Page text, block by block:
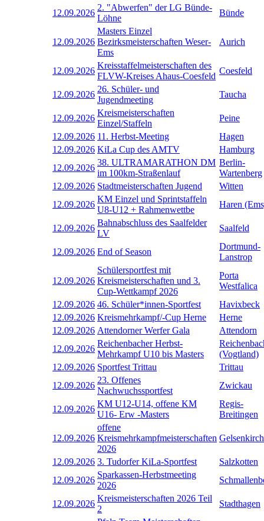
12.09.2026
2. "Abwerfen" der LG Bünde-
Löhne
Bünde
12.09.2026
Masters Einzel
Bezirksmeisterschaften Weser-
Ems
Aurich
12.09.2026
Kreisstaffelmeisterschaften des
FLVW-Kreises Ahaus-Coesfeld
Coesfeld
12.09.2026
26. Schüler- und
Jugendmeeting
Taucha
12.09.2026
Kreismeisterschaften
Einzel/Staffeln
Peine
12.09.2026 11. Herbst-Meeting
Hagen
12.09.2026 KiLa Cup des AMTV
Hamburg
12.09.2026
38. ULTRAMARATHON DM
im 100km-Straßenlauf
Berlin-
Wartenberg
12.09.2026 Stadtmeisterschaften Jugend
Witten
12.09.2026
KM Einzel und Sprintstaffeln
U8-U12 + Rahmenwettbe
Haren
12.09.2026
Bahnabschluss des Saalfelder
LV
Saalfeld
12.09.2026 End of Season
Dortmund-
Lanstrop
12.09.2026
Schülersportfest mit
Kreismeisterschaften und 3.
Cup-Wettkampf 2026
Porta
Westfalica
12.09.2026 46. Schüler*innen-Sportfest
Havixbeck
12.09.2026 Kreismehrkampf/-Cup Herne
Herne
12.09.2026 Attendorner Werfer Gala
Attendorn
12.09.2026
Reichenbacher Herbst-
Mehrkampf U10 bis Masters
(Vogtland)
12.09.2026 Sportfest Trittau
Trittau
12.09.2026
23. Offenes
Nachwuchssportfest
Zwickau
12.09.2026
KM U12-U14, offene KM
U16- Erw -Masters
Regis-
Breitingen
12.09.2026
offene
Kreismehrkampfmeisterschaften
2026
12.09.2026 3. Tudorfer KiLa-Sportfest
Salzkotten
12.09.2026
Sparkassen-Herbstmeeting
2026
12.09.2026
Kreismeisterschaften 2026 Teil
2
Stadthagen